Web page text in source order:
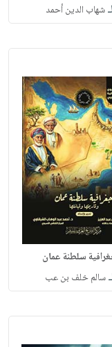
لـشهاب الدين أحمد
سلطنة عمان
سالم خلف بن عب